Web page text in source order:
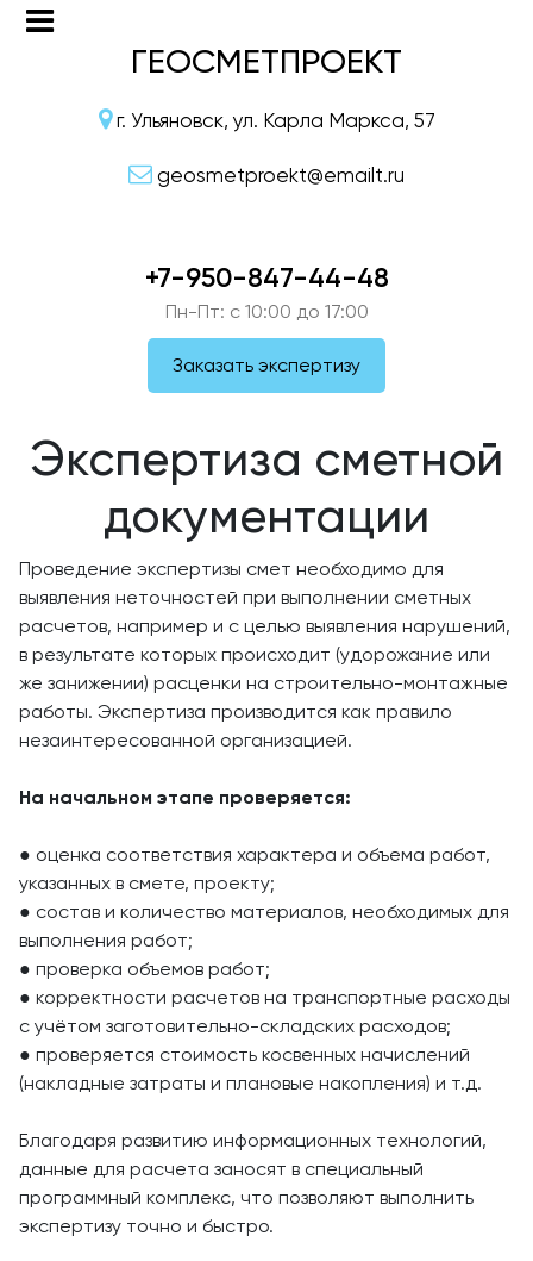
ГЕОСМЕТПРОЕКТ
г. Ульяновск, ул. Карла Маркса, 57
geosmetproekt@emailt.ru
+7-950-847-44-48
Пн-Пт: c 10:00 до 17:00
Заказать экспертизу
Экспертиза сметной
документации
Проведение экспертизы смет необходимо для
выявления неточностей при выполнении сметных
расчетов, например и с целью выявления нарушений,
в результате которых происходит (удорожание или
же занижении) расценки на строительно-монтажные
работы. Экспертиза производится как правило
незаинтересованной организацией.
На начальном этапе проверяется:
● оценка соответствия характера и объема работ,
указанных в смете, проекту;
● состав и количество материалов, необходимых для
выполнения работ;
● проверка объемов работ;
● корректности расчетов на транспортные расходы
с учётом заготовительно-складских расходов;
● проверяется стоимость косвенных начислений
(накладные затраты и плановые накопления) и т.д.
Благодаря развитию информационных технологий,
данные для расчета заносят в специальный
программный комплекс, что позволяют выполнить
экспертизу точно и быстро.